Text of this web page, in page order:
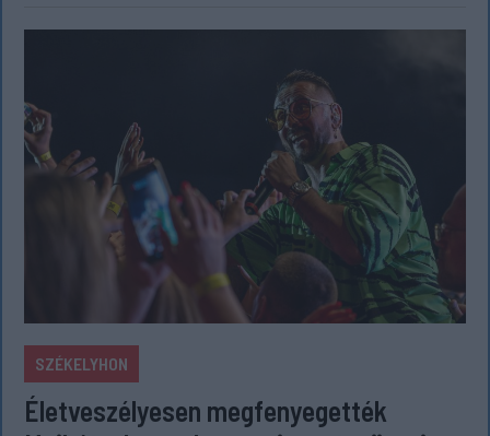
SZÉKELYHON
Életveszélyesen megfenyegették